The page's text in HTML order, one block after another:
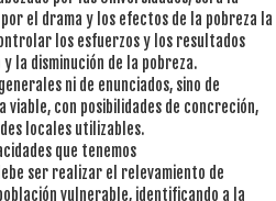
el drama y los efectos de la pobreza la
los esfuerzos y los resultados
la disminución de la pobreza.
ni de enunciados, sino de
viable, con posibilidades de concreción,
locales utilizables.
que tenemos
ser realizar el relevamiento de
vulnerable, identificando a la